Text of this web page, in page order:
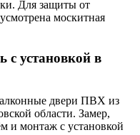
Для защиты от
москитная
с установкой в
двери ПВХ из
области. Замер,
и монтаж с установкой